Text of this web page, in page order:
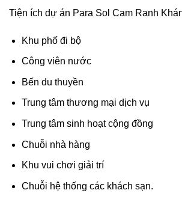
Tiện ích dự án Para Sol Cam Ranh
Khu phố đi bộ
Công viên nước
Bến du thuyền
Trung tâm thương mại dịch vụ
Trung tâm sinh hoạt cộng đồng
Chuỗi nhà hàng
Khu vui chơi giải trí
Chuỗi hệ thống các khách sạn.